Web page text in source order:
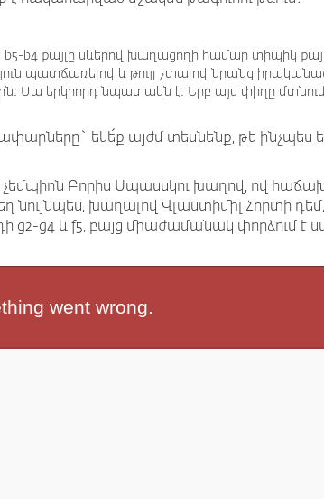
b4 քայլը սևերով խաղացողի համար տիպիկ քայլ
պատճառելով և թույլ չտալով նրանց
Սա երկրորդ նպատակն է: Երբ այս փիղը մտնում
եկե՛ք այժմ տեսնենք, թե ինչպես
Բորիս Սպասսկու խաղով, ով
խաղալով Վլաստիմիլ Հորտի
g2-g4 և f5, բայց միաժամանակ փորձում